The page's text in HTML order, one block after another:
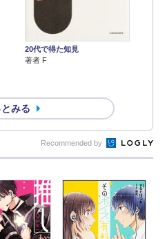
20代で得た知見
著者 F
みる
Recommended by